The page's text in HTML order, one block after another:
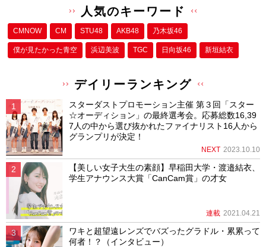
人気のキーワード
CMNOW CM STU48 AKB48 乃木坂46
僕が⾒たかった⻘空 浜辺美波 TGC 日向坂46 新垣結衣
デイリーランキング
スターダストプロモーション主催 第３回「スター
☆オーディション」の最終選考会。応募総数16,39
7人の中から選び抜かれたファイナリスト16人から
グランプリが決定！
NEXT 2023.10.10
【美しい女子大生の素顔】早稲田大学・渡邉結衣、
学生アナウンス大賞「CanCam賞」の才女
連載 2021.04.21
ワキと超望遠レンズでバズったグラドル・累累って
何者！？（インタビュー）